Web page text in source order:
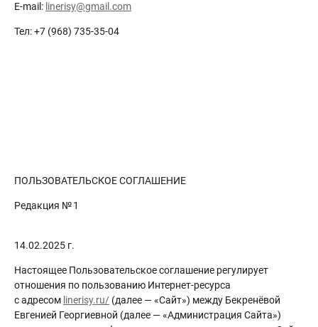
E-mail: linerisy@gmail.com
Тел: +7 (968) 735-35-04
ПОЛЬЗОВАТЕЛЬСКОЕ СОГЛАШЕНИЕ
Редакция № 1
14.02.2025 г.
Настоящее Пользовательское соглашение регулирует
отношения по пользованию Интернет-ресурса
с адресом linerisy.ru/ (далее — «Сайт») между Бекренёвой
Евгенией Георгиевной (далее — «Администрация Сайта»)